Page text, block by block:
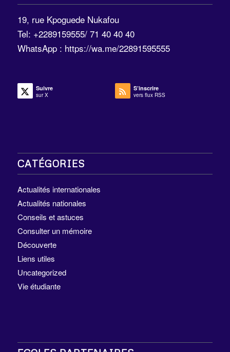
19, rue Kpoguede Nukafou
Tel: +2289159555/ 71 40 40 40
WhatsApp : https://wa.me/22891595555
Suivre
sur X
S’inscrire
vers flux RSS
CATÉGORIES
Actualités internationales
Actualités nationales
Conseils et astuces
Consulter un mémoire
Découverte
Liens utiles
Uncategorized
Vie étudiante